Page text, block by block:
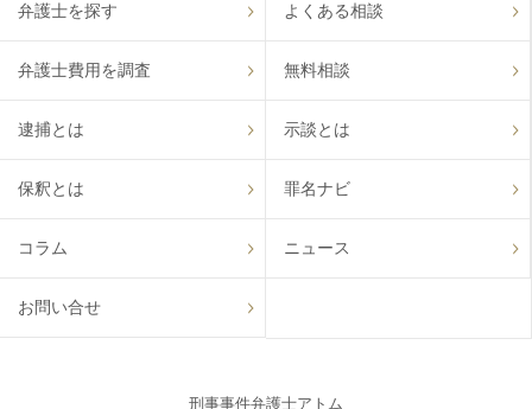
弁護士を探す よくある相談
弁護士費用を調査 無料相談
逮捕とは 示談とは
保釈とは 罪名ナビ
コラム ニュース
お問い合せ
刑事事件弁護士アトム